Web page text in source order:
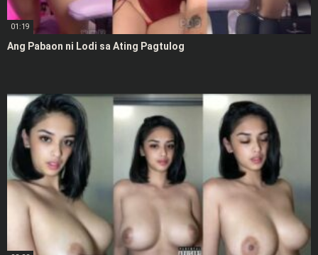
01:19
Ang Pabaon ni Lodi sa Ating Pagtulog